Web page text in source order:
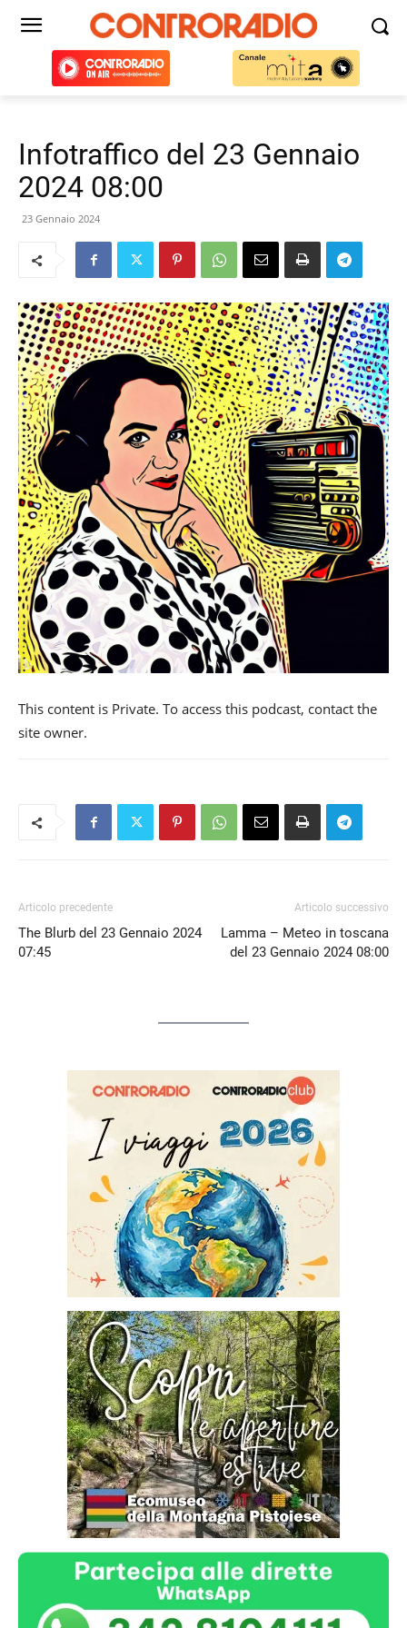
Infotraffico del 23 Gennaio
2024 08:00
23 Gennaio 2024
This content is Private. To access this podcast, contact the
site owner.
Articolo precedente
The Blurb del 23 Gennaio 2024
07:45
Articolo successivo
Lamma – Meteo in toscana
del 23 Gennaio 2024 08:00